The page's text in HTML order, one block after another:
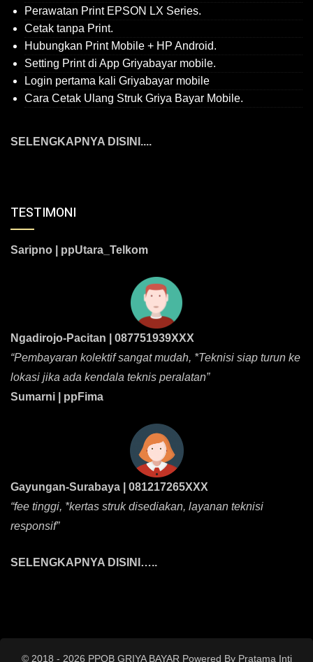
Perawatan Print EPSON LX Series.
Cetak tanpa Print.
Hubungkan Print Mobile + HP Android.
Setting Print di App Griyabayar mobile.
Login pertama kali Griyabayar mobile
Cara Cetak Ulang Struk Griya Bayar Mobile.
SELENGKAPNYA DISINI....
TESTIMONI
Saripno | ppUtara_Telkom
Ngadirojo-Pacitan | 087751939XXX
“Pembayaran kolektif sangat mudah, *Teknisi siap turun ke
lokasi jika ada kendala teknis peralatan”
Sumarni | ppFima
Gayungan-Surabaya | 081217265XXX
“fee tinggi, *kertas struk disediakan, layanan teknisi
responsif”
SELENGKAPNYA DISINI…..
© 2018 - 2026 PPOB GRIYA BAYAR Powered By Pratama Inti